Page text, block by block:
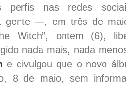
perfis nas redes
gente —, em três de
Witch”, ontem (6),
nada mais, nada
e divulgou que o novo
8 de maio, sem